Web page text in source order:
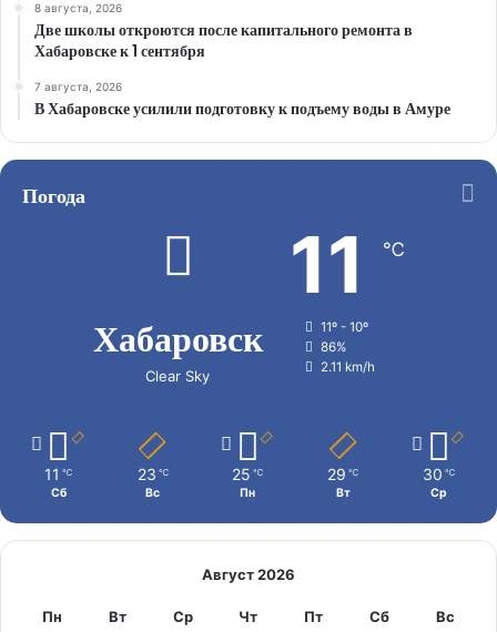
8 августа, 2026
Две школы откроются после капитального ремонта в
Хабаровске к 1 сентября
7 августа, 2026
В Хабаровске усилили подготовку к подъему воды в Амуре
Погода
Хабаровск
Clear Sky
11 ℃
11º - 10º
86%
2.11 km/h
11 ℃
Сб
23 ℃
Вс
25 ℃
Пн
29 ℃
Вт
30 ℃
Ср
Август 2026
Пн Вт Ср Чт Пт Сб Вс